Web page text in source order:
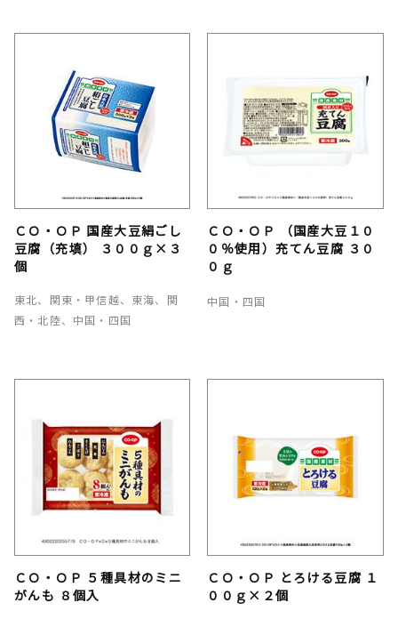
ＣＯ・ＯＰ 国産大豆絹ごし
豆腐（充填） ３００ｇ×３
個
東北、関東・甲信越、東海、関
西・北陸、中国・四国
ＣＯ・ＯＰ （国産大豆１０
０％使用）充てん豆腐 ３０
０ｇ
中国・四国
ＣＯ・ＯＰ ５種具材のミニ
がんも ８個入
ＣＯ・ＯＰ とろける豆腐 １
００ｇ×２個